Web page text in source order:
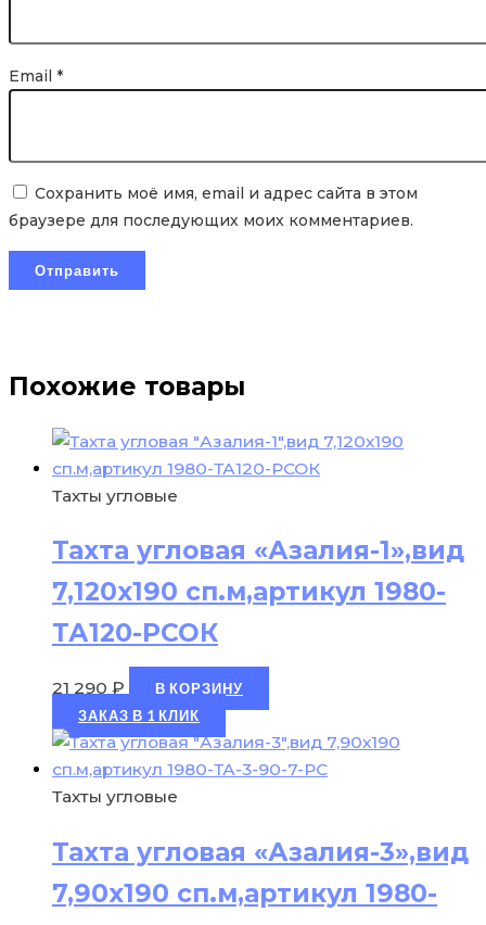
Email *
Сохранить моё имя, email и адрес сайта в этом
браузере для последующих моих комментариев.
Похожие товары
Тахты угловые
Тахта угловая «Азалия-1»,вид
7,120х190 сп.м,артикул 1980-
ТА120-РСОК
21 290 ₽
В КОРЗИНУ
ЗАКАЗ В 1 КЛИК
Тахты угловые
Тахта угловая «Азалия-3»,вид
7,90х190 сп.м,артикул 1980-